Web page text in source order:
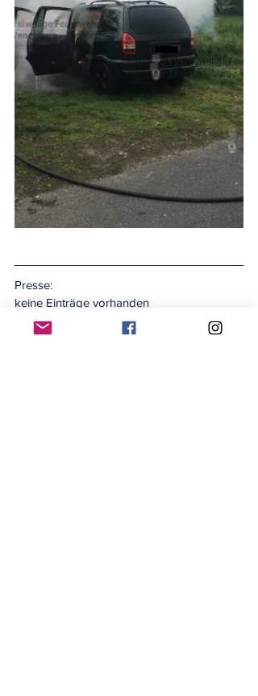
Presse:
keine Einträge vorhanden